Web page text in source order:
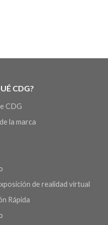
CDG?
CDG
la marca
de realidad virtual
Rápida